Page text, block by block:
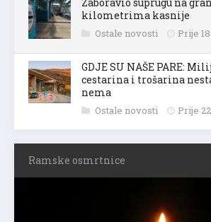
kilometrima kasnije
Ostale novosti Prije
GDJE SU NAŠE PARE:
cestarina i trošarina
nema
Ostale novosti Prije
Ramske osmrtnice